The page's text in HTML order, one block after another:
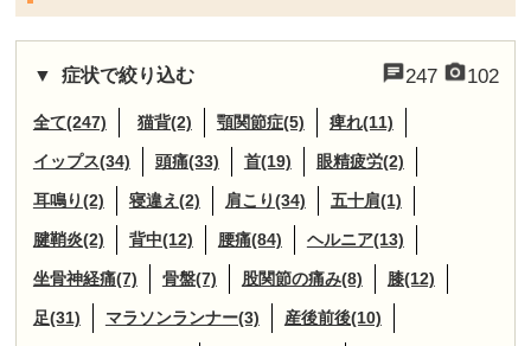
247 102
症状で絞り込む
全て(247) 猫背(2) 顎関節症(5) 痺れ(11)
イップス(34) 頭痛(33) 首(19) 眼精疲労(2)
耳鳴り(2) 寝違え(2) 肩こり(34) 五十肩(1)
腱鞘炎(2) 背中(12) 腰痛(84) ヘルニア(13)
坐骨神経痛(7) 骨盤(7) 股関節の痛み(8) 膝(12)
足(31) マラソンランナー(3) 産後前後(10)